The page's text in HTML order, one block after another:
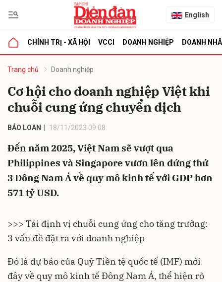
English
CHÍNH TRỊ - XÃ HỘI VCCI DOANH NGHIỆP DOANH
Trang chủ Doanh nghiệp
Cơ hội cho doanh nghiệp Việt khi
chuỗi cung ứng chuyển dịch
BẢO LOAN 18/11/2023 09:08
Đến năm 2025, Việt Nam sẽ vượt qua
Philippines và Singapore vươn lên đứng thứ
3 Đông Nam Á về quy mô kinh tế với GDP hơn
571 tỷ USD.
>>> Tái định vị chuỗi cung ứng cho tăng trưởng:
3 vấn đề đặt ra với doanh nghiệp
Đó là dự báo của Quỹ Tiền tệ quốc tế (IMF) mới
đây về quy môkinh tế Đông Nam Á, thể hiện rõ
luận
Hủy